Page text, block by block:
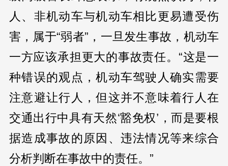
人、非机动车与机动车相比更易遭受伤
害，属于“弱者”，一旦发生事故，机动车
一方应该承担更大的事故责任。“这是一
种错误的观点，机动车驾驶人确实需要
注意避让行人，但这并不意味着行人在
交通出行中具有天然‘豁免权’，而是要根
据造成事故的原因、违法情况等来综合
分析判断在事故中的责任。”